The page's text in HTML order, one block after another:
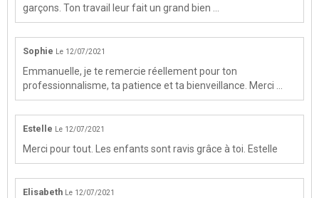
garçons. Ton travail leur fait un grand bien ...
Sophie Le 12/07/2021
Emmanuelle, je te remercie réellement pour ton
professionnalisme, ta patience et ta bienveillance. Merci ...
Estelle Le 12/07/2021
Merci pour tout. Les enfants sont ravis grâce à toi. Estelle
Elisabeth Le 12/07/2021